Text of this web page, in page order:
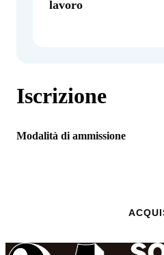
lavoro
Iscrizione
Modalità di ammissione